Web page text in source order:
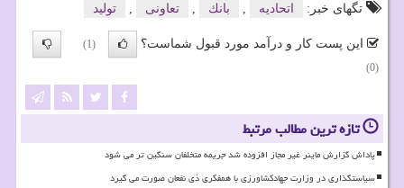
تگهای خبر:
اتحادیه بانك تعاونی تولید
این پست کار و درآمد مورد قبول شماست؟
(1)
(0)
تازه ترین مطالب مرتبط
پاداش گزارش ماینر غیر مجاز افزوده شد جریمه متخلفان سنگین تر می شود
سیاستگذاری در وزارت جهادکشاورزی با همفکری ذی نفعان صورت می گیرد